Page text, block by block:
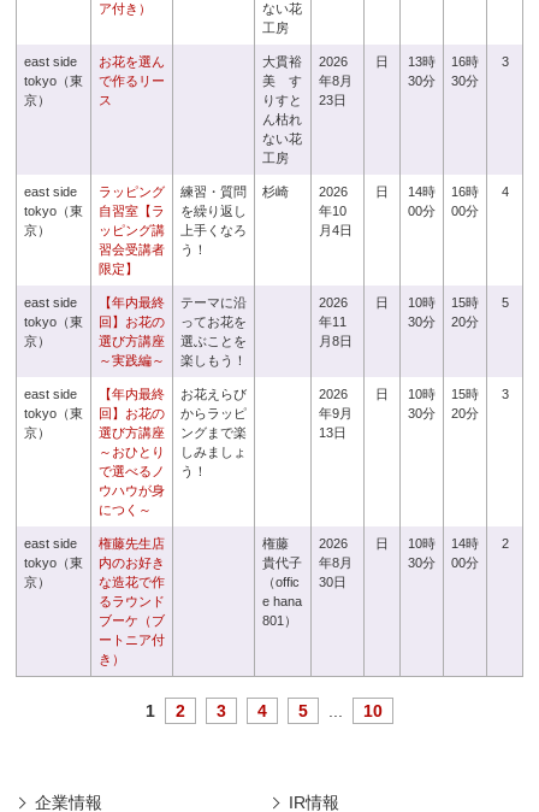
ア付き）
ない花
工房
east side
tokyo（東
京）
お花を選ん
で作るリー
ス
大貫裕
美 す
りすと
ん枯れ
ない花
工房
2026
年8月
23日
日
13時
30分
16時
30分
3
east side
tokyo（東
京）
ラッピング
自習室【ラ
ッピング講
習会受講者
限定】
練習・質問
を繰り返し
上手くなろ
う！
杉崎
2026
年10
月4日
日
14時
00分
16時
00分
4
east side
tokyo（東
京）
【年内最終
回】お花の
選び方講座
～実践編～
テーマに沿
ってお花を
選ぶことを
楽しもう！
2026
年11
月8日
日
10時
30分
15時
20分
5
east side
tokyo（東
京）
【年内最終
回】お花の
選び方講座
～おひとり
で選べるノ
ウハウが身
につく～
お花えらび
からラッピ
ングまで楽
しみましょ
う！
2026
年9月
13日
日
10時
30分
15時
20分
3
east side
tokyo（東
京）
権藤先生店
内のお好き
な造花で作
るラウンド
ブーケ（ブ
ートニア付
き）
権藤
貴代子
（offic
e hana
801）
2026
年8月
30日
日
10時
30分
14時
00分
2
1 2 3 4 5 10
企業情報 IR情報